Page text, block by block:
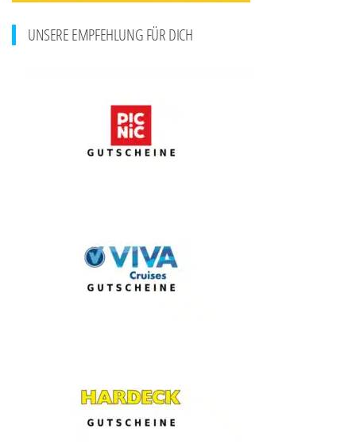
UNSERE EMPFEHLUNG FÜR DICH